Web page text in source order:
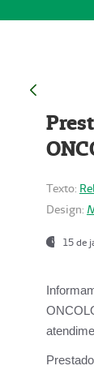
Texto:
Design:
15 de